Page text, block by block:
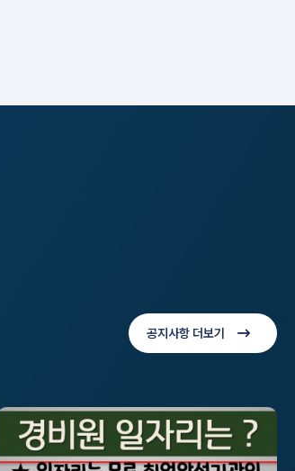
공지사항 더보기